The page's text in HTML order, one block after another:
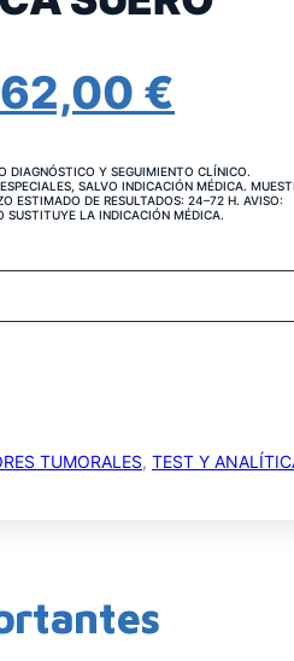
EL
ORIGINAL
111,60 €.
62,00 €
DIAGNÓSTICO Y SEGUIMIENTO CLÍNICO.
SALVO INDICACIÓN MÉDICA.
ESTIMADO DE RESULTADOS: 24–72 H. AVISO:
SUSTITUYE LA INDICACIÓN MÉDICA.
TUMORALES, TEST Y